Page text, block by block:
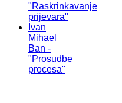
"Raskrinkavanje
prijevara"
Ivan
Mihael
Ban -
"Prosudbe
procesa"